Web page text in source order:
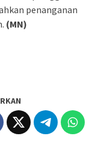
penanganan
(MN)